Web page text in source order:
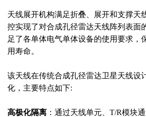
天线展开机构满足折叠、展开和支撑天
控实现了对合成孔径雷达天线阵列表面
足了各单体电气单体设备的使用要求，
用寿命。
该天线在传统合成孔径雷达卫星天线设
化，主要特点如下:
高极化隔离 ：通过天线单元、T/R模块